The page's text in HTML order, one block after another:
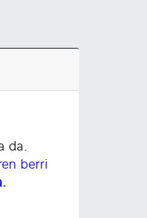
da.
berri